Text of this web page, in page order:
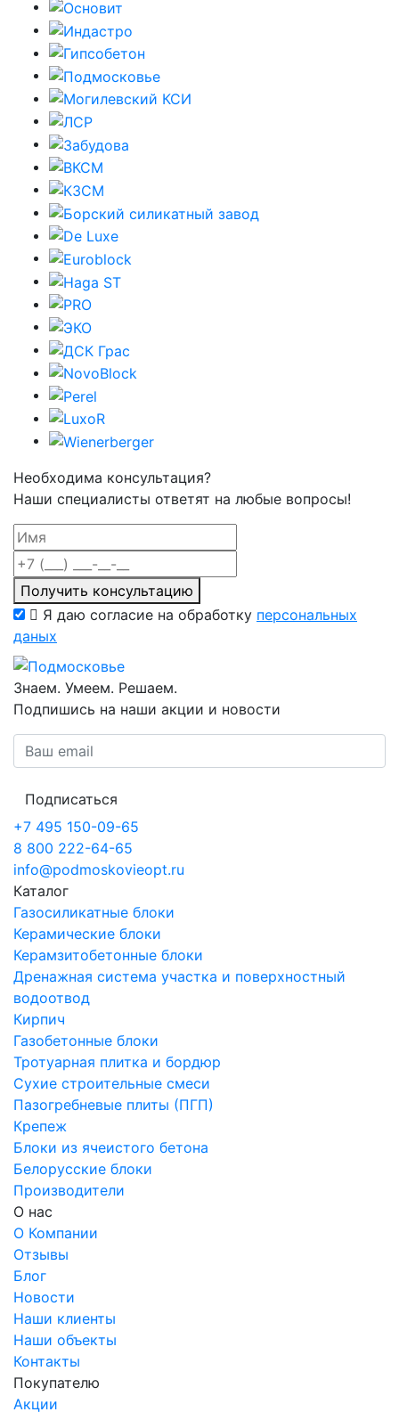
Необходима консультация?
Наши специалисты ответят на любые вопросы!
Получить консультацию
Я даю согласие на обработку персональных
даных
Знаем. Умеем. Решаем.
Подпишись на наши акции и новости
Подписаться
+7 495 150-09-65
8 800 222-64-65
info@podmoskovieopt.ru
Каталог
Газосиликатные блоки
Керамические блоки
Керамзитобетонные блоки
Дренажная система участка и поверхностный
водоотвод
Кирпич
Газобетонные блоки
Тротуарная плитка и бордюр
Сухие строительные смеси
Пазогребневые плиты (ПГП)
Крепеж
Блоки из ячеистого бетона
Белорусские блоки
Производители
О нас
О Компании
Отзывы
Блог
Новости
Наши клиенты
Наши объекты
Контакты
Покупателю
Акции